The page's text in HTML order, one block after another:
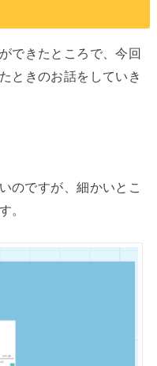
できたところで、今回
ときのお話をしていき
のですが、細かいとこ
。